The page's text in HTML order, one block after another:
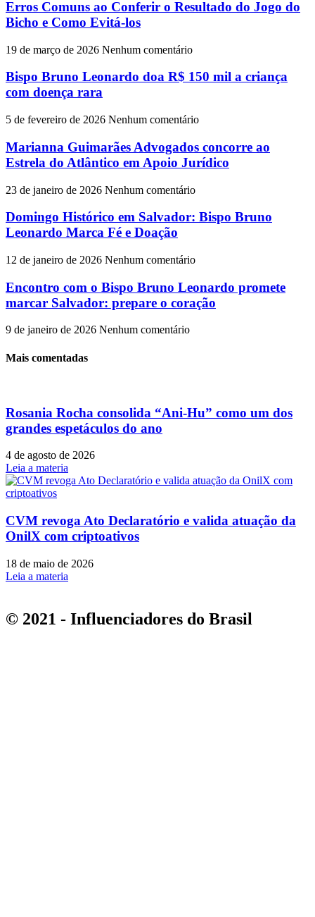
Erros Comuns ao Conferir o Resultado do Jogo do
Bicho e Como Evitá-los
19 de março de 2026 Nenhum comentário
Bispo Bruno Leonardo doa R$ 150 mil a criança
com doença rara
5 de fevereiro de 2026 Nenhum comentário
Marianna Guimarães Advogados concorre ao
Estrela do Atlântico em Apoio Jurídico
23 de janeiro de 2026 Nenhum comentário
Domingo Histórico em Salvador: Bispo Bruno
Leonardo Marca Fé e Doação
12 de janeiro de 2026 Nenhum comentário
Encontro com o Bispo Bruno Leonardo promete
marcar Salvador: prepare o coração
9 de janeiro de 2026 Nenhum comentário
Mais comentadas
Rosania Rocha consolida “Ani-Hu” como um dos
grandes espetáculos do ano
4 de agosto de 2026
Leia a materia
CVM revoga Ato Declaratório e valida atuação da
OnilX com criptoativos
18 de maio de 2026
Leia a materia
© 2021 - Influenciadores do Brasil